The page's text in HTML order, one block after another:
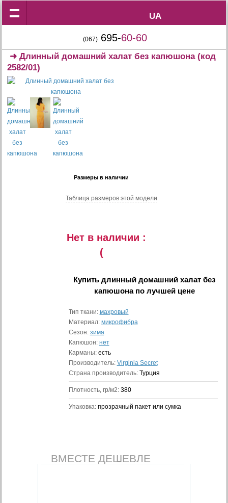
UA
UA
(067) 695-60-60
➜Длинный домашний халат без капюшона(код
2582/01)
Размеры в наличии
Таблица размеров этой модели
Нет в наличии :
(
Купитьдлинный домашний халат без
капюшонапо лучшей цене
Тип ткани: махровый
Материал: микрофибра
Сезон: зима
Капюшон: нет
Карманы: есть
Производитель: Virginia Secret
Страна производитель: Турция
Плотность, гр/м2: 380
Упаковка: прозрачный пакет или сумка
ВМЕСТЕ ДЕШЕВЛЕ